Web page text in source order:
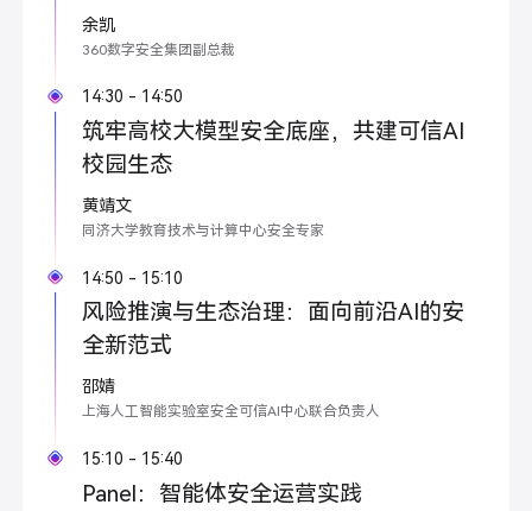
余凯
360数字安全集团副总裁
14:30 - 14:50
筑牢高校大模型安全底座，共建可信AI
校园生态
黄靖文
同济大学教育技术与计算中心安全专家
14:50 - 15:10
风险推演与生态治理：面向前沿AI的安
全新范式
邵婧
上海人工智能实验室安全可信AI中心联合负责人
15:10 - 15:40
Panel：智能体安全运营实践